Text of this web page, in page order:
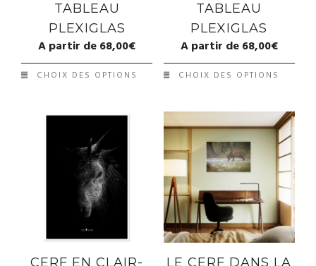
TABLEAU
PLEXIGLAS
A partir de68,00€
CHOIX DES OPTIONS
TABLEAU
PLEXIGLAS
A partir de68,00€
CHOIX DES OPTIONS
CERF EN CLAIR-
LE CERF DANS LA